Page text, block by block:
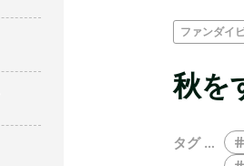
ファンダイ
秋を
タグ …